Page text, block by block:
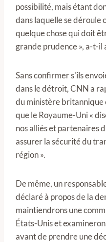
possibilité, mais étant
dans laquelle se déroule
quelque chose qui doit
grande prudence », a-t-il
Sans confirmer s'ils
dans le détroit, CNN a
du ministère britannique
que le Royaume-Uni «
nos alliés et partenaires
assurer la sécurité du
région ».
De même, un
déclaré à propos de la
maintiendrons une
États-Unis et
avant de prendre une